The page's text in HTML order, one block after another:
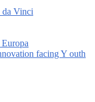
da Vinci
facing Y outh